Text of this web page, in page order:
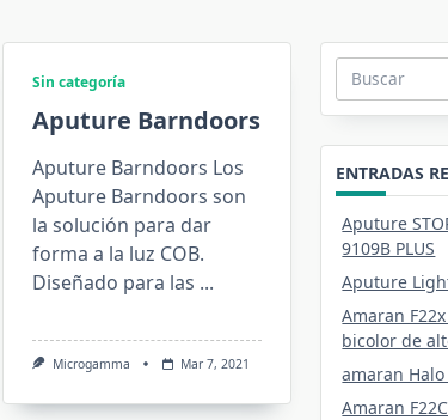
Sin categoría
Aputure Barndoors
Aputure Barndoors Los
Aputure Barndoors son
la solución para dar
forma a la luz COB.
Diseñado para las ...
Microgamma Mar 7, 2021
Buscar:
ENTRADAS
Aputure
9109B PLUS
Aputure
Amaran
bicolor de
amaran Halo
Amaran F22C